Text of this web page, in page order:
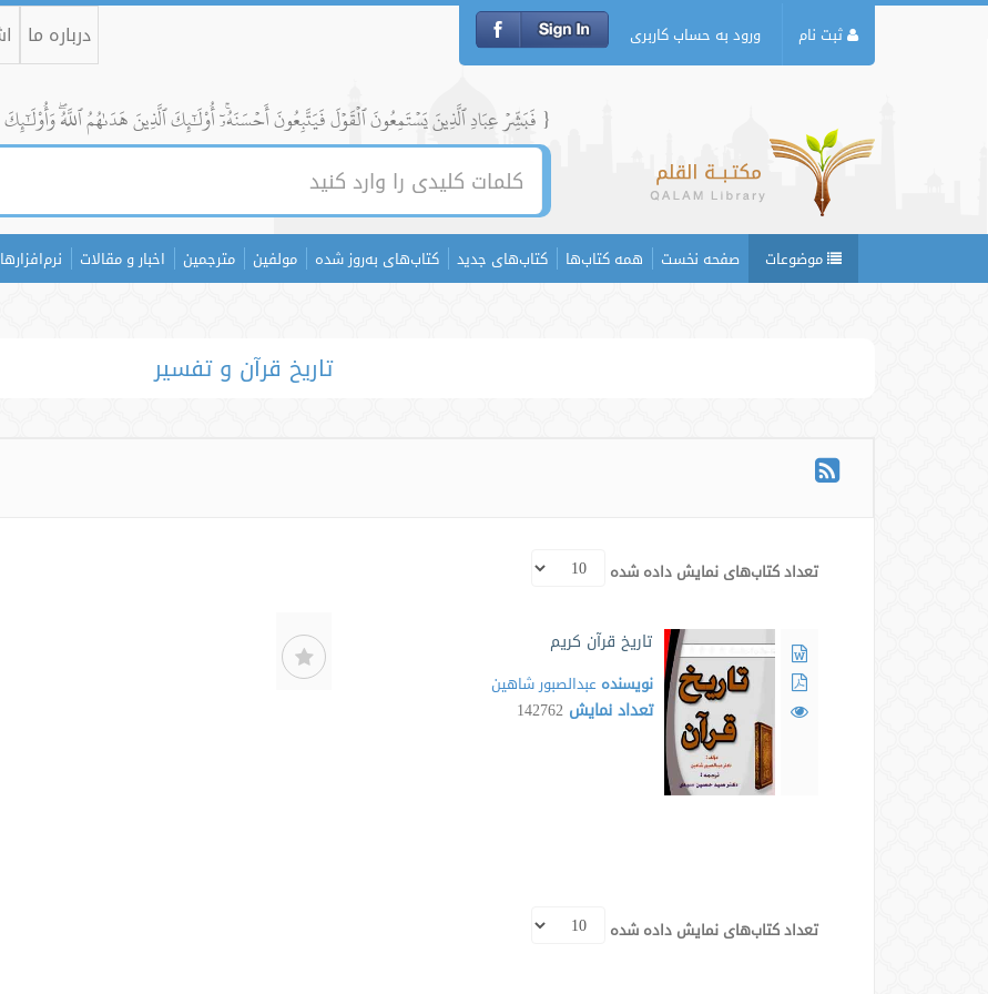
ثبت نام ورود به حساب کاربری درباره ما
{ فَبَشِّرۡ عِبَادِ ٱلَّذِينَ يَسۡتَمِعُونَ ٱلۡقَوۡلَ فَيَتَّبِعُونَ أَحۡسَنَهُۥٓۚ أُوْلَٰٓئِكَ ٱلَّذِينَ هَدَىٰهُمُ ٱللَّهُۖ
موضوعات صفحه نخست همه کتاب‌ها کتاب‌های جدید کتاب‌های به‌روز شده مولفین مترجمین اخبار و مقالات نرم‌افزارها
تاریخ قرآن و تفسیر
تعداد کتاب‌های نمایش داده شده
تاریخ قرآن کریم
نویسنده عبدالصبور شاهین
تعداد نمایش 142762
تعداد کتاب‌های نمایش داده شده